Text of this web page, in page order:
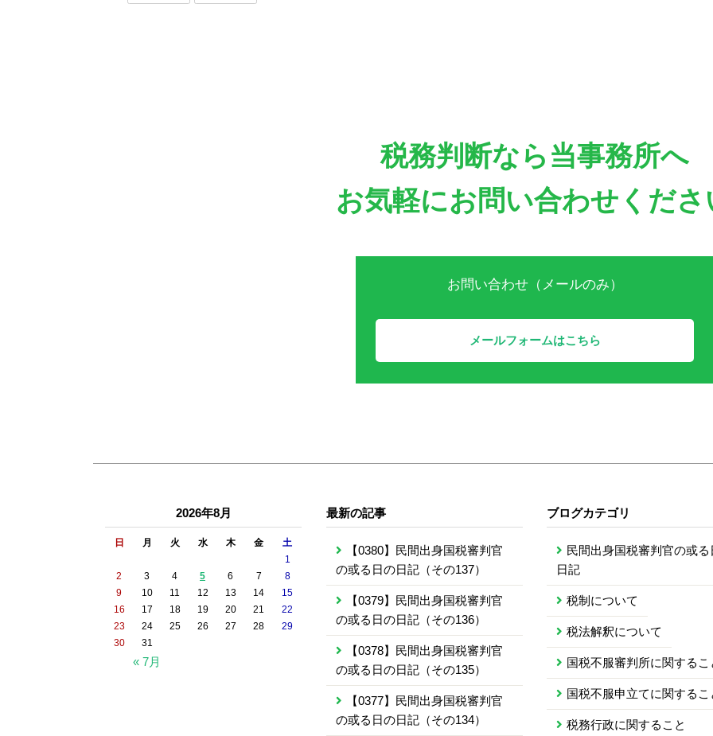
税務判断なら当事務所へ
お気軽にお問い合わせくださ
お問い合わせ（メールのみ）
メールフォームはこちら
2026年8月
日 月 火 水 木 金 土
« 7月
1
2
3 4 5 6 7
8
9
10 11 12 13 14
15
16
17 18 19 20 21
22
23
24 25 26 27 28
29
30
31
最新の記事
【0380】民間出身国税審判官
の或る日の日記（その137）
【0379】民間出身国税審判官
の或る日の日記（その136）
【0378】民間出身国税審判官
の或る日の日記（その135）
【0377】民間出身国税審判官
の或る日の日記（その134）
ブログカテゴリ
民間出身国税審判官の或る
日記
税制について
税法解釈について
国税不服審判所に関するこ
国税不服申立てに関するこ
税務行政に関すること